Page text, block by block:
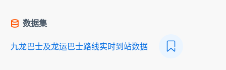
数据集
九龙巴士及龙运巴士路线实时到站数据